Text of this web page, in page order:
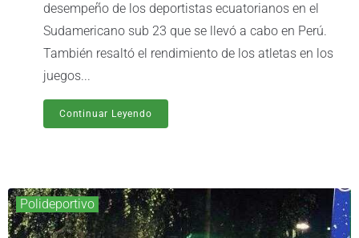
desempeño de los deportistas ecuatorianos en el
Sudamericano sub 23 que se llevó a cabo en Perú.
También resaltó el rendimiento de los atletas en los
juegos...
Continuar Leyendo
Polideportivo